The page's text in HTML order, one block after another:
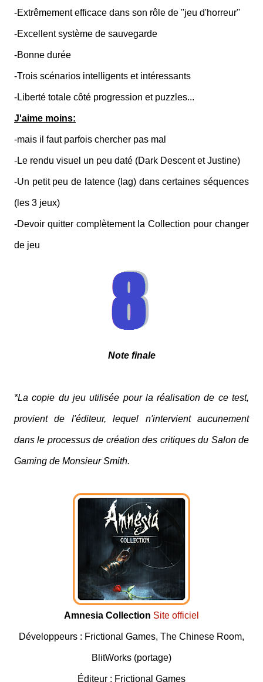
-Extrêmement efficace dans son rôle de ''jeu d'horreur''
-Excellent système de sauvegarde
-Bonne durée
-Trois scénarios intelligents et intéressants
-Liberté totale côté progression et puzzles...
J'aime moins:
-mais il faut parfois chercher pas mal
-Le rendu visuel un peu daté (Dark Descent et Justine)
-Un petit peu de latence (lag) dans certaines séquences
(les 3 jeux)
-Devoir quitter complètement la Collection pour changer
de jeu
Note finale
*La copie du jeu utilisée pour la réalisation de ce test,
provient de l'éditeur, lequel n'intervient aucunement
dans le processus de création des critiques du Salon de
Gaming de Monsieur Smith.
Amnesia Collection Site officiel
Développeurs : Frictional Games, The Chinese Room,
BlitWorks (portage)
Éditeur : Frictional Games